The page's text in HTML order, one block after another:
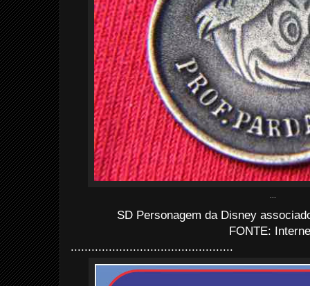
SD Personagem da Disney
FONTE:
...............................................